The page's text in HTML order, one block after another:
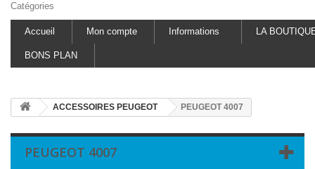
Catégories
Accueil Mon compte Informations LA
BONS PLAN
ACCESSOIRES PEUGEOT PEUGEOT 4007
PEUGEOT 4007